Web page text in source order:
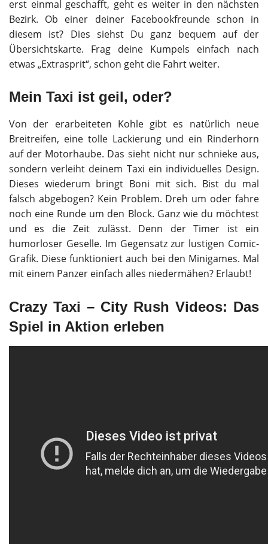
erst einmal geschafft, geht es weiter in den nächsten
Bezirk. Ob einer deiner Facebookfreunde schon in
diesem ist? Dies siehst Du ganz bequem auf der
Übersichtskarte. Frag deine Kumpels einfach nach
etwas „Extrasprit“, schon geht die Fahrt weiter.
Mein Taxi ist geil, oder?
Von der erarbeiteten Kohle gibt es natürlich neue
Breitreifen, eine tolle Lackierung und ein Rinderhorn
auf der Motorhaube. Das sieht nicht nur schnieke aus,
sondern verleiht deinem Taxi ein individuelles Design.
Dieses wiederum bringt Boni mit sich. Bist du mal
falsch abgebogen? Kein Problem. Dreh um oder fahre
noch eine Runde um den Block. Ganz wie du möchtest
und es die Zeit zulässt. Denn der Timer ist ein
humorloser Geselle. Im Gegensatz zur lustigen Comic-
Grafik. Diese funktioniert auch bei den Minigames. Mal
mit einem Panzer einfach alles niedermähen? Erlaubt!
Crazy Taxi – City Rush Videos: Das
Spiel in Aktion erleben